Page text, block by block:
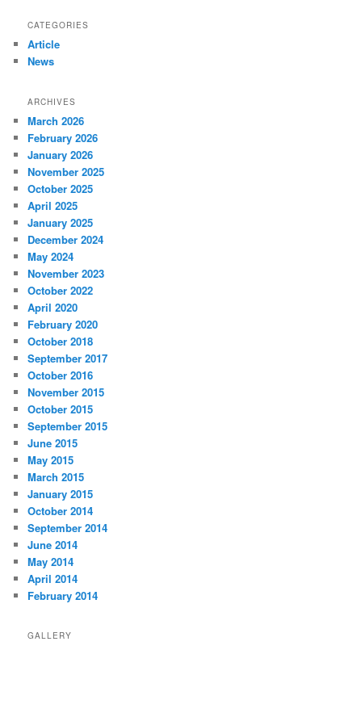
CATEGORIES
Article
News
ARCHIVES
March 2026
February 2026
January 2026
November 2025
October 2025
April 2025
January 2025
December 2024
May 2024
November 2023
October 2022
April 2020
February 2020
October 2018
September 2017
October 2016
November 2015
October 2015
September 2015
June 2015
May 2015
March 2015
January 2015
October 2014
September 2014
June 2014
May 2014
April 2014
February 2014
GALLERY